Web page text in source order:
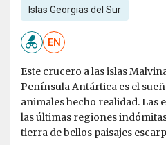
Islas Georgias del Sur
EN
Este crucero a las islas
Península Antártica es el
animales hecho realidad. Las
las últimas regiones
tierra de bellos paisajes